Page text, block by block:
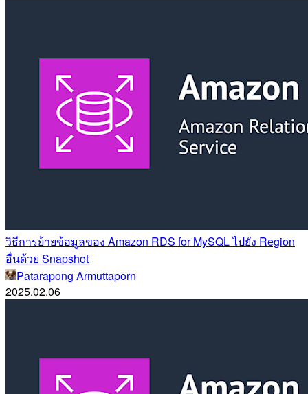
วิธีการย้ายข้อมูลของ Amazon RDS for MySQL ไปยัง Region
อื่นด้วย Snapshot
Patarapong Armuttaporn
2025.02.06